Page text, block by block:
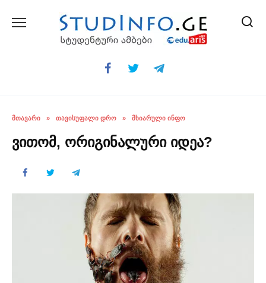
ᲛᲗᲐᲕᲐᲠᲘ » ᲗᲐᲕᲘᲡᲣᲤᲐᲚᲘ ᲓᲠᲝ » ᲛᲮᲘᲐᲠᲣᲚᲘ ᲘᲜᲤᲝ
ვითომ, ორიგინალური იდეა?